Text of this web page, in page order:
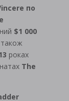
по
$1 000
роках
The